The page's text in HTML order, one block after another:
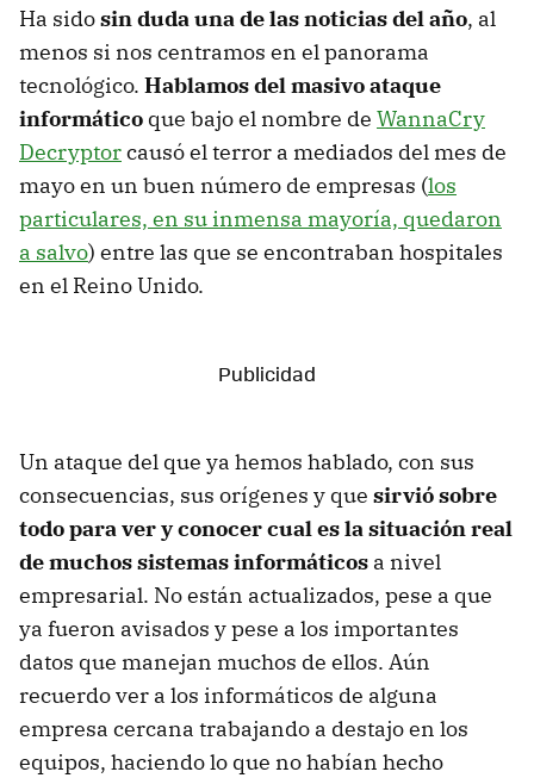
Ha sidosin duda una de las noticias del año, al
menos si nos centramos en el panorama
tecnológico. Hablamos del masivo ataque
informático que bajo el nombre de WannaCry
Decryptorcausó el terror a mediados del mes de
mayo en un buen número de empresas (los
particulares, en su inmensa mayoría, quedaron
a salvo) entre las que se encontraban hospitales
en el Reino Unido.
Un ataque del que ya hemos hablado, con sus
consecuencias, sus orígenes y que sirvió sobre
todo para ver y conocer cual es la situación real
de muchos sistemas informáticos a nivel
empresarial. No están actualizados, pese a que
ya fueron avisados y pese a los importantes
datos que manejan muchos de ellos. Aún
recuerdo ver a los informáticos de alguna
empresa cercana trabajando a destajo en los
equipos, haciendo lo que no habían hecho